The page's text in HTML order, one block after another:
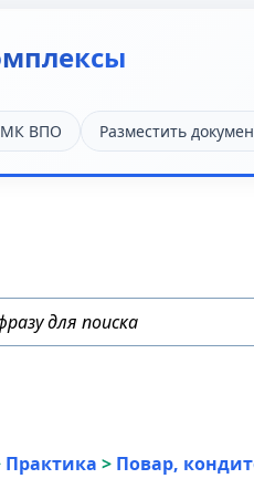
ВПО Разместить
Практика > Повар,